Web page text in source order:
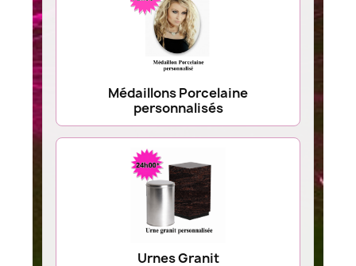
Médaillons Porcelaine
personnalisés
Urnes Granit